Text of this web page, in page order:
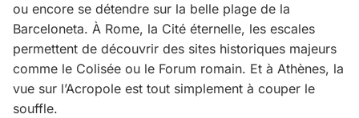
ou encore se détendre sur la belle plage de la
Barceloneta. À Rome, la Cité éternelle, les escales
permettent de découvrir des sites historiques majeurs
comme le Colisée ou le Forum romain. Et à Athènes, la
vue sur l’Acropole est tout simplement à couper le
souffle.